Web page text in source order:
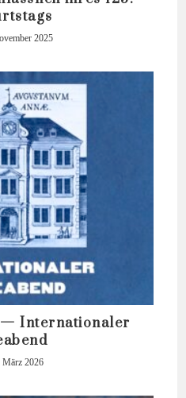
2025
Internationaler
März 2026